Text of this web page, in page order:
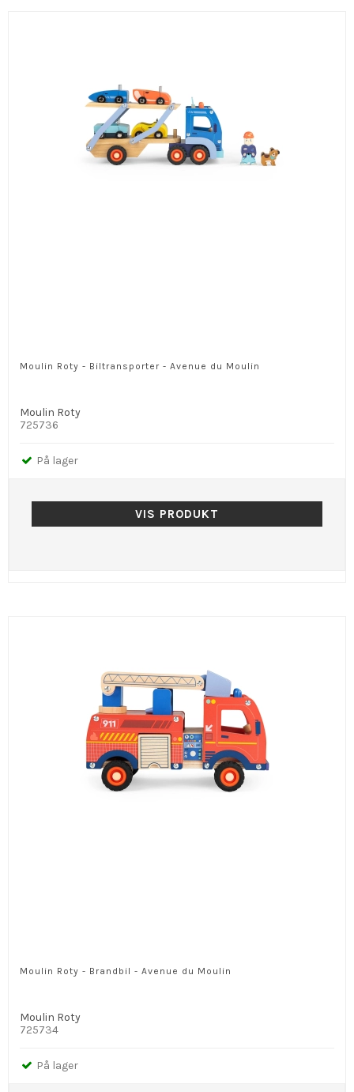
Moulin Roty - Biltransporter - Avenue du Moulin
Moulin Roty
725736
På lager
VIS PRODUKT
Moulin Roty - Brandbil - Avenue du Moulin
Moulin Roty
725734
På lager